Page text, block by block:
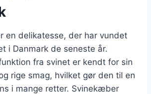
en delikatesse, der har vundet
i Danmark de seneste år.
fra svinet er kendt for sin
rige smag, hvilket gør den til en
i mange retter. Svinekæber